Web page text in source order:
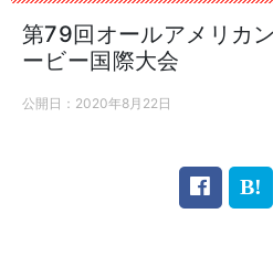
第79回オールアメリカ
ービー国際大会
公開日： 2020年8月22日